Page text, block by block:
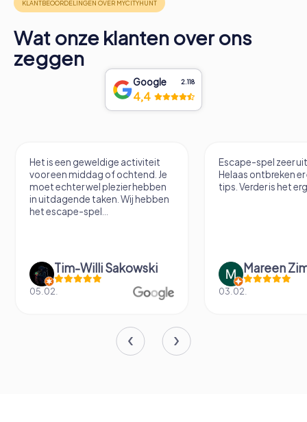
Wat onze klanten over ons
zeggen
Google 2.118
4,4
Het is een geweldige activiteit
voor een middag of ochtend. Je
moet echter wel plezier hebben
in uitdagende taken. Wij hebben
het escape-spel...
Tim-Willi Sakowski
05.02.
Escape-spel zeer
Helaas ontbreken er
tips. Verder is het
Mareen
03.02.